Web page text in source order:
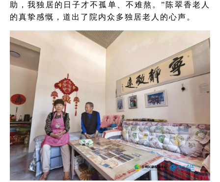
助，我独居的日子才不孤单、不难熬。”陈翠香老人
的真挚感慨，道出了院内众多独居老人的心声。